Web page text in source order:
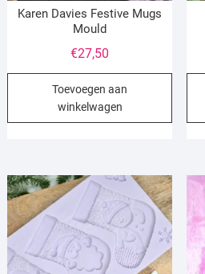
Karen Davies Festive Mugs
Mould
€27,50
Toevoegen aan
winkelwagen